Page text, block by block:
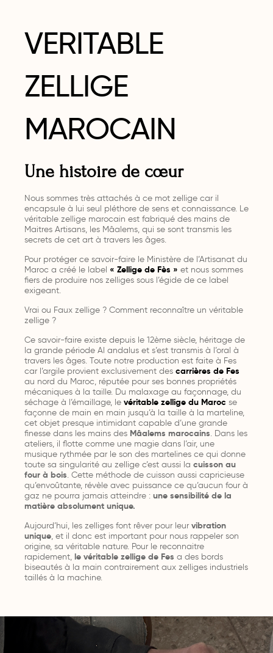
VERITABLE
ZELLIGE
MAROCAIN
Une histoire de cœur
Nous sommes très attachés à ce mot zellige car il
encapsule à lui seul pléthore de sens et connaissance. Le
véritable zellige marocain est fabriqué des mains de
Maitres Artisans, les Mâalems, qui se sont transmis les
secrets de cet art à travers les âges.
Pour protéger ce savoir-faire le Ministère de l’Artisanat du
Maroc a créé le label « Zellige de Fès » et nous sommes
fiers de produire nos zelliges sous l’égide de ce label
exigeant.
Vrai ou Faux zellige ? Comment reconnaître un véritable
zellige ?
Ce savoir-faire existe depuis le 12ème siècle, héritage de
la grande période Al andalus et s’est transmis à l’oral à
travers les âges. Toute notre production est faite à Fes
car l’argile provient exclusivement des carrières de Fes
au nord du Maroc, réputée pour ses bonnes propriétés
mécaniques à la taille. Du malaxage au façonnage, du
séchage à l’émaillage, le véritable zellige du Maroc se
façonne de main en main jusqu’à la taille à la marteline,
cet objet presque intimidant capable d’une grande
finesse dans les mains des Mâalems marocains. Dans les
ateliers, il flotte comme une magie dans l’air, une
musique rythmée par le son des martelines ce qui donne
toute sa singularité au zellige c’est aussi la cuisson au
four à bois. Cette méthode de cuisson aussi capricieuse
qu’envoûtante, révèle avec puissance ce qu’aucun four à
gaz ne pourra jamais atteindre : une sensibilité de la
matière absolument unique.
Aujourd’hui, les zelliges font rêver pour leur vibration
unique, et il donc est important pour nous rappeler son
origine, sa véritable nature. Pour le reconnaitre
rapidement, le véritable zellige de Fes a des bords
biseautés à la main contrairement aux zelliges industriels
taillés à la machine.